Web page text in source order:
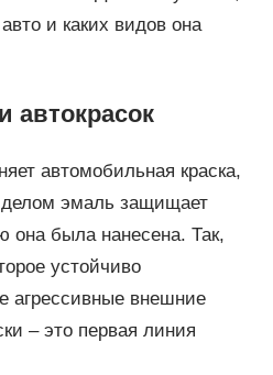
и каких видов она
автокрасок
автомобильная краска,
эмаль защищает
она была нанесена. Так,
устойчиво
агрессивные внешние
– это первая линия